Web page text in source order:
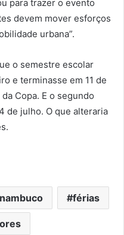
para trazer o evento
devem mover esforços
urbana”.
o semestre escolar
e terminasse em 11 de
Copa. E o segundo
de julho. O que alteraria
férias